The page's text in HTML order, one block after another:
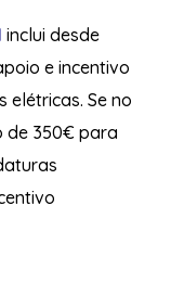
inclui desde
e incentivo
elétricas. Se no
de 350€ para